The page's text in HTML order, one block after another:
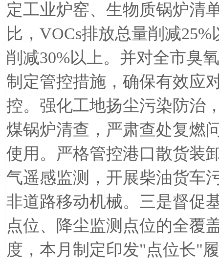
定工业炉窑、生物质锅炉清
比， VOCs排放总量削减25%
削减30%以上。并对全市臭
制定管控措施，确保有效应
控。强化工地扬尘污染防治
煤锅炉清查，严肃查处复燃
使用。严格管控港口散货装
气遥感监测，开展柴油货车
非道路移动机械。三是督促
点位、降尘监测点位的全覆
度，本月制定印发"点位长"